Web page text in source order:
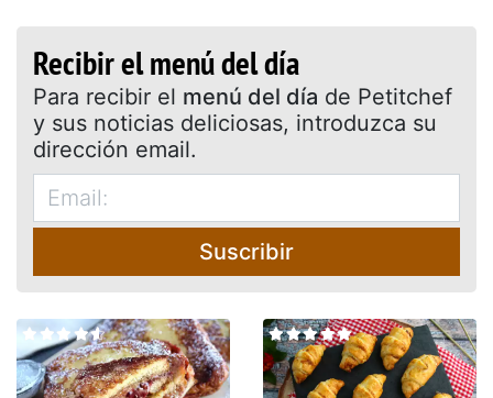
Recibir el menú del día
Para recibir el menú del día de Petitchef
y sus noticias deliciosas, introduzca su
dirección email.
Suscribir